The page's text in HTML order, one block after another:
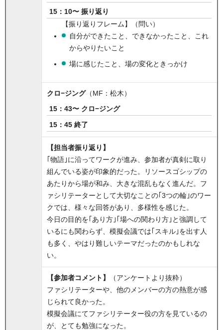
15：10〜 振り返り
【振り返りフレーム】（問い）
自分ができたこと、できなかったこと、これ
からやりたいこと
場に感じたこと、場の変化ときっかけ
クロ−ジング（MF：松木）
15：43〜 クロ−ジング
15：45 終了
【担当者振り返り】
｢物語｣に沿ってワークが進み、参加者が真剣に取り
組んでいる姿が印象的だった。リソースゴシップの
あたりから場が和み、大きな混乱もなく進んだ。フ
ァシリテーターとして大切なことの｢3つの輪｣のワー
クでは、様々な回答があり、多様性を感じた。
今日の目的を｢あり方｣｢場への関わり方｣と強調して
いるにも関わらず、模擬会議では｢スキル｣を出す人
も多く、やはり難しいテーマだったのかもしれな
い。
【参加者コメント】
（アンケートより抜粋）
ファシリテーターや、他のメンバーの方の熱意が感
じられて良かった。
模擬会議にてファシリテーター役の方を見ているの
が、とても勉強になった。